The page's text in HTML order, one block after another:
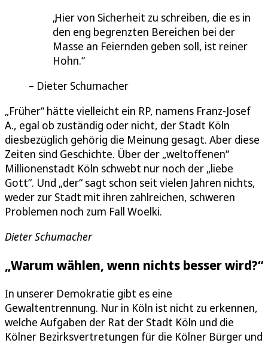
Hier von Sicherheit zu schreiben, die es in
den eng begrenzten Bereichen bei der
Masse an Feiernden geben soll, ist reiner
Hohn.
Dieter Schumacher
„Früher“ hätte vielleicht ein RP, namens Franz-Josef
A., egal ob zuständig oder nicht, der Stadt Köln
diesbezüglich gehörig die Meinung gesagt. Aber diese
Zeiten sind Geschichte. Über der „weltoffenen“
Millionenstadt Köln schwebt nur noch der „liebe
Gott“. Und „der“ sagt schon seit vielen Jahren nichts,
weder zur Stadt mit ihren zahlreichen, schweren
Problemen noch zum Fall Woelki.
Dieter Schumacher
„Warum wählen, wenn nichts besser wird?“
In unserer Demokratie gibt es eine
Gewaltentrennung. Nur in Köln ist nicht zu erkennen,
welche Aufgaben der Rat der Stadt Köln und die
Kölner Bezirksvertretungen für die Kölner Bürger und